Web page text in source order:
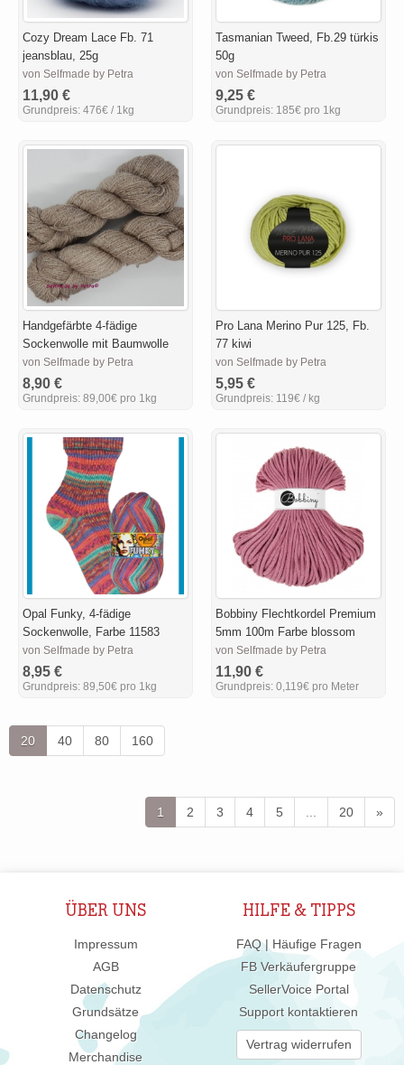
Cozy Dream Lace Fb. 71
jeansblau, 25g
von Selfmade by Petra
11,90 €
Grundpreis: 476€ / 1kg
Tasmanian Tweed, Fb.29 türkis
50g
von Selfmade by Petra
9,25 €
Grundpreis: 185€ pro 1kg
Handgefärbte 4-fädige
Sockenwolle mit Baumwolle
von Selfmade by Petra
8,90 €
Grundpreis: 89,00€ pro 1kg
Pro Lana Merino Pur 125, Fb.
77 kiwi
von Selfmade by Petra
5,95 €
Grundpreis: 119€ / kg
Opal Funky, 4-fädige
Sockenwolle, Farbe 11583
von Selfmade by Petra
8,95 €
Grundpreis: 89,50€ pro 1kg
Bobbiny Flechtkordel Premium
5mm 100m Farbe blossom
von Selfmade by Petra
11,90 €
Grundpreis: 0,119€ pro Meter
20 40 80 160
1 2 3 4 5 20 »
ÜBER UNS
Impressum
AGB
Datenschutz
Grundsätze
Changelog
Merchandise
HILFE & TIPPS
FAQ | Häufige Fragen
FB Verkäufergruppe
SellerVoice Portal
Support kontaktieren
Vertrag widerrufen